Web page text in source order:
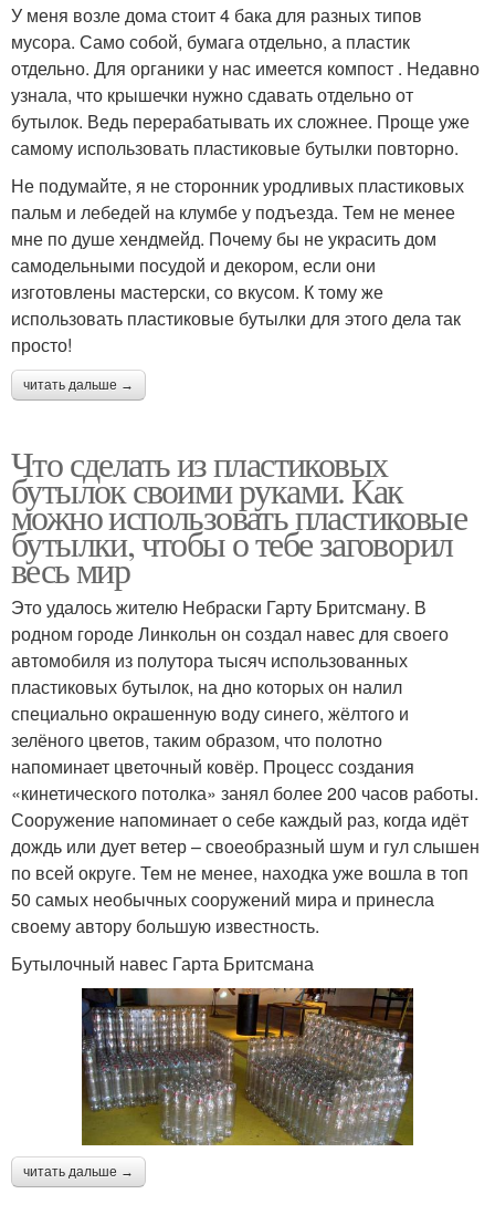
У меня возле дома стоит 4 бака для разных типов
мусора. Само собой, бумага отдельно, а пластик
отдельно. Для органики у нас имеется компост . Недавно
узнала, что крышечки нужно сдавать отдельно от
бутылок. Ведь перерабатывать их сложнее. Проще уже
самому использовать пластиковые бутылки повторно.
Не подумайте, я не сторонник уродливых пластиковых
пальм и лебедей на клумбе у подъезда. Тем не менее
мне по душе хендмейд. Почему бы не украсить дом
самодельными посудой и декором, если они
изготовлены мастерски, со вкусом. К тому же
использовать пластиковые бутылки для этого дела так
просто!
читать дальше →
Что сделать из пластиковых
бутылок своими руками. Как
можно использовать пластиковые
бутылки, чтобы о тебе заговорил
весь мир
Это удалось жителю Небраски Гарту Бритсману. В
родном городе Линкольн он создал навес для своего
автомобиля из полутора тысяч использованных
пластиковых бутылок, на дно которых он налил
специально окрашенную воду синего, жёлтого и
зелёного цветов, таким образом, что полотно
напоминает цветочный ковёр. Процесс создания
«кинетического потолка» занял более 200 часов работы.
Сооружение напоминает о себе каждый раз, когда идёт
дождь или дует ветер – своеобразный шум и гул слышен
по всей округе. Тем не менее, находка уже вошла в топ
50 самых необычных сооружений мира и принесла
своему автору большую известность.
Бутылочный навес Гарта Бритсмана
читать дальше →